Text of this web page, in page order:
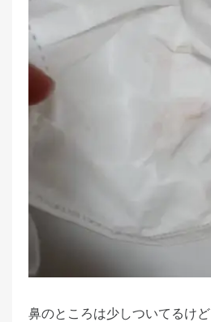
鼻のところは少しついてるけど